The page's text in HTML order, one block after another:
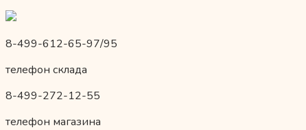
8-499-612-65-97/95
телефон склада
8-499-272-12-55
телефон магазина